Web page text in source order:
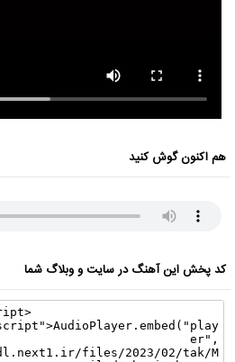
هم اکنون گوش کنید
کد پخش این آهنگ در سایت و وبلاگ شما